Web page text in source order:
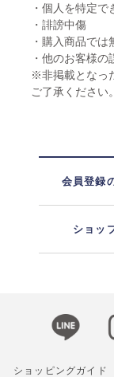
・個人を特定で
・誹謗中傷
・購入商品で
・他のお客様
※非掲載となっ
ご了承ください。
会員登録
ショッ
ショッピングガイド